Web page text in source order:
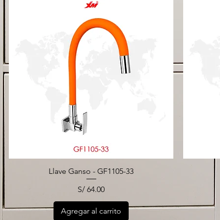
Llave Ganso - GF1105-33
Precio
S/ 64.00
Agregar al carrito